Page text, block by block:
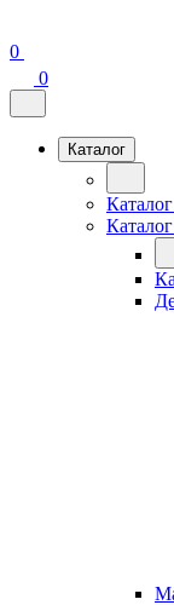
0
0
Каталог
Каталог